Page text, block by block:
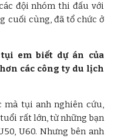
đội nhóm thi đấu với
cuối cùng, đã tổ chức ở
em biết dự án của
các công ty du lịch
mà tụi anh nghiên cứu,
rất lớn, từ những bạn
U60. Nhưng bên anh